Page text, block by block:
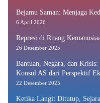
Bejamu Saman: Menjaga
6 April 2026
Represi di Ruang
26 Desember 2025
Bantuan, Negara, dan
Konsul AS dari Perspektif
22 Desember 2025
Ketika Langit Ditutup,